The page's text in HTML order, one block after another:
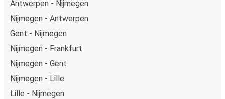
Antwerpen - Nijmegen
Nijmegen - Antwerpen
Gent - Nijmegen
Nijmegen - Frankfurt
Nijmegen - Gent
Nijmegen - Lille
Lille - Nijmegen